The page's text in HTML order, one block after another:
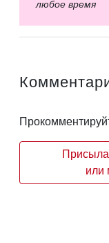
любое время
или